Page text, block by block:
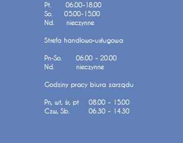
Pt. 06.00-18.00
So. 05.00-15.00
Nd. nieczynne
Strefa handlowo-usługowa
Pn-So. 06.00 - 20.00
Nd. nieczynne
Godziny pracy biura zarządu
Pn, wt, śr, pt 08.00 - 15.00
Czw, Sb. 06.30 - 14.30